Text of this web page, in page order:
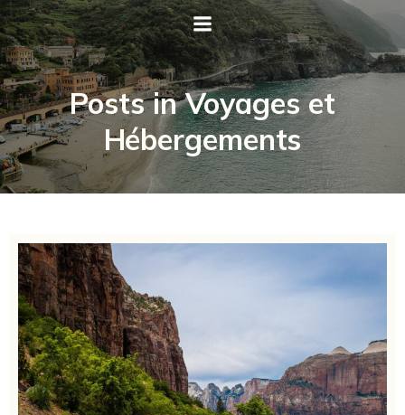
Posts in Voyages et
Hébergements